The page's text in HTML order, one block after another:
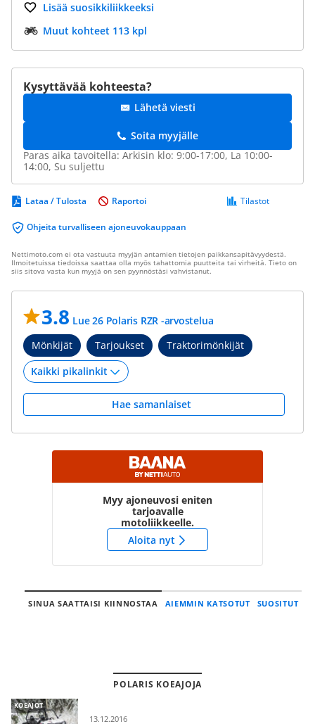
Lisää suosikkiliikkeeksi
Muut kohteet 113 kpl
Kysyttävää kohteesta?
Lähetä viesti
Soita myyjälle
Paras aika tavoitella: Arkisin klo: 9:00-17:00, La 10:00-
14:00, Su suljettu
Lataa / Tulosta
Ohjeita turvalliseen ajoneuvokauppaan
Tilastot
Raportoi
Nettimoto.com ei ota vastuuta myyjän antamien tietojen paikkansapitävyydestä.
Ilmoitetuissa tiedoissa saattaa olla myös tahattomia puutteita tai virheitä. Tieto on
siis sitova vasta kun myyjä on sen pyynnöstäsi vahvistanut.
3.8 Lue 26 Polaris RZR -arvostelua
Mönkijät
Tarjoukset Traktorimönkijät
Hae samanlaiset
Myy ajoneuvosi eniten
tarjoavalle
motoliikkeelle.
Aloita nyt
SINUA SAATTAISI KIINNOSTAA AIEMMIN KATSOTUT SUOSITUT
POLARIS KOEAJOJA
KOEAJOT
13.12.2016